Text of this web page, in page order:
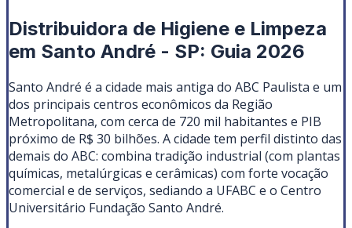
Distribuidora de Higiene e Limpeza
em Santo André - SP: Guia 2026
Santo André é a cidade mais antiga do ABC Paulista e um
dos principais centros econômicos da Região
Metropolitana, com cerca de 720 mil habitantes e PIB
próximo de R$ 30 bilhões. A cidade tem perfil distinto das
demais do ABC: combina tradição industrial (com plantas
químicas, metalúrgicas e cerâmicas) com forte vocação
comercial e de serviços, sediando a UFABC e o Centro
Universitário Fundação Santo André.